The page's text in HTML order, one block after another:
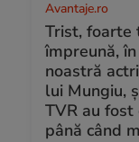
Avantaje.ro
Trist, foarte
împreună,
noastră
lui Mungiu,
TVR au
până când